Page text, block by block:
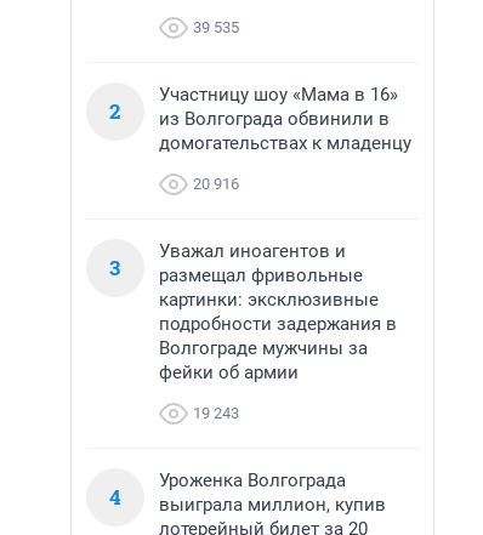
39 535
2
Участницу шоу «Мама в 16»
из Волгограда обвинили в
домогательствах к младенцу
20 916
3
Уважал иноагентов и
размещал фривольные
картинки: эксклюзивные
подробности задержания в
Волгограде мужчины за
фейки об армии
19 243
4
Уроженка Волгограда
выиграла миллион, купив
лотерейный билет за 20